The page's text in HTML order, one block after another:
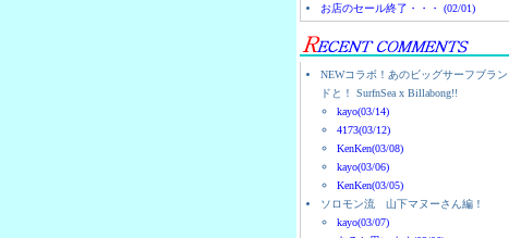
お店のセール終了・・・ (02/01)
NEWコラボ！あのビッグサーフブラン
ドと！ SurfnSea x Billabong!!
kayo(03/14)
4173(03/12)
KenKen(03/08)
kayo(03/06)
KenKen(03/05)
ソロモン流 山下マヌーさん編！
kayo(03/07)